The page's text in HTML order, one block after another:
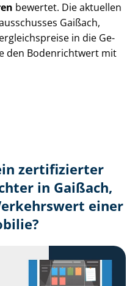
bewertet. Die aktuellen
Gaißach,
in die Ge­
den Bodenrichtwert mit
zertifizierter
in Gaißach,
einer